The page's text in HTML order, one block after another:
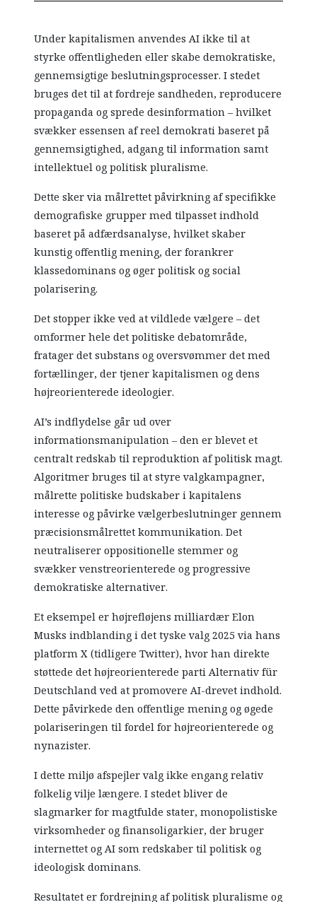
Under kapitalismen anvendes AI ikke til at
styrke offentligheden eller skabe demokratiske,
gennemsigtige beslutningsprocesser. I stedet
bruges det til at fordreje sandheden, reproducere
propaganda og sprede desinformation – hvilket
svækker essensen af reel demokrati baseret på
gennemsigtighed, adgang til information samt
intellektuel og politisk pluralisme.
Dette sker via målrettet påvirkning af specifikke
demografiske grupper med tilpasset indhold
baseret på adfærdsanalyse, hvilket skaber
kunstig offentlig mening, der forankrer
klassedominans og øger politisk og social
polarisering.
Det stopper ikke ved at vildlede vælgere – det
omformer hele det politiske debatområde,
fratager det substans og oversvømmer det med
fortællinger, der tjener kapitalismen og dens
højreorienterede ideologier.
AI’s indflydelse går ud over
informationsmanipulation – den er blevet et
centralt redskab til reproduktion af politisk magt.
Algoritmer bruges til at styre valgkampagner,
målrette politiske budskaber i kapitalens
interesse og påvirke vælgerbeslutninger gennem
præcisionsmålrettet kommunikation. Det
neutraliserer oppositionelle stemmer og
svækker venstreorienterede og progressive
demokratiske alternativer.
Et eksempel er højrefløjens milliardær Elon
Musks indblanding i det tyske valg 2025 via hans
platform X (tidligere Twitter), hvor han direkte
støttede det højreorienterede parti Alternativ für
Deutschland ved at promovere AI-drevet indhold.
Dette påvirkede den offentlige mening og øgede
polariseringen til fordel for højreorienterede og
nynazister.
I dette miljø afspejler valg ikke engang relativ
folkelig vilje længere. I stedet bliver de
slagmarker for magtfulde stater, monopolistiske
virksomheder og finansoligarkier, der bruger
internettet og AI som redskaber til politisk og
ideologisk dominans.
Resultatet er fordrejning af politisk pluralisme og